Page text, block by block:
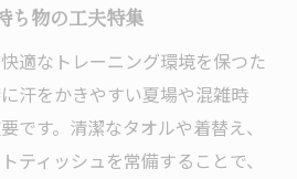
ち物の工夫特集
適なトレーニング環境を保つた
汗をかきやすい夏場や混雑時
です。清潔なタオルや着替え、
ティッシュを常備することで、